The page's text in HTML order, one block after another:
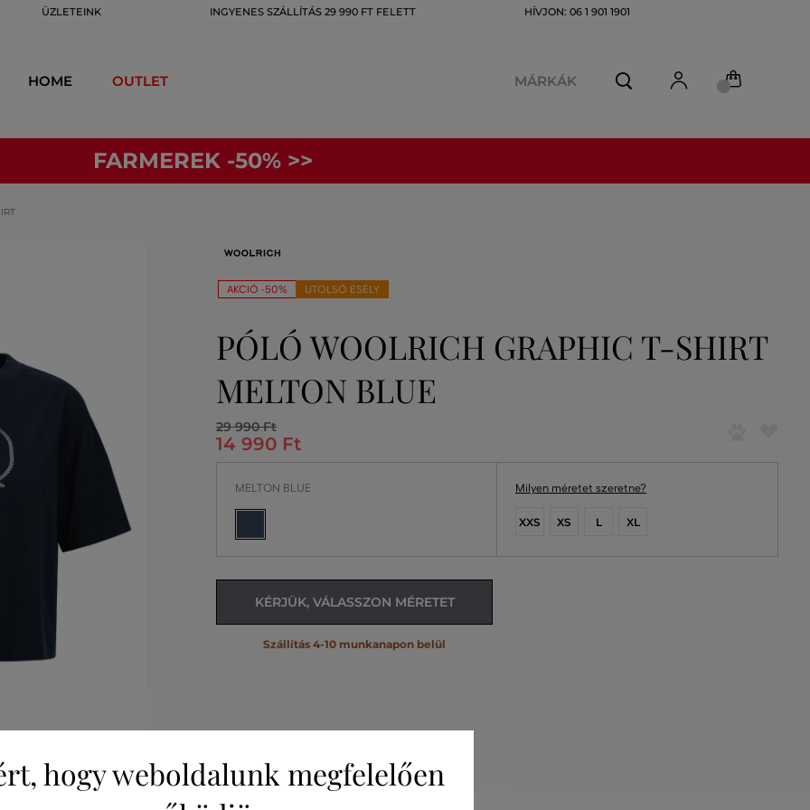
ÜZLETEINK INGYENES SZÁLLÍTÁS 29 990 FT FELETT HÍVJON: 06 1 901 1901
HOME OUTLET MÁRKÁK
FARMEREK -50% >>
AKCIÓ -50% UTOLSÓ ESÉLY
PÓLÓ WOOLRICH GRAPHIC T-SHIRT
MELTON BLUE
29 990 Ft
14 990 Ft
MELTON BLUE Milyen méretet szeretne?
XXS XS L XL
KÉRJÜK, VÁLASSZON MÉRETET
Szállítás 4-10 munkanapon belül
hogy weboldalunk megfelelően